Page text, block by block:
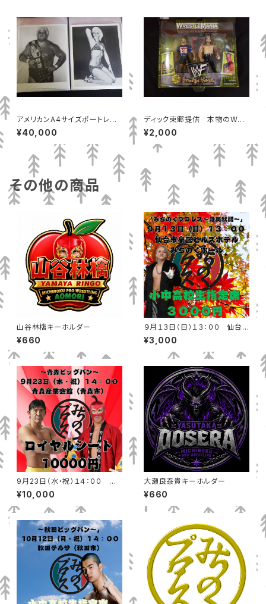
アメリカンA4サイズポートレー
ト108枚セット
¥40,000
ディック東郷提供 本物のWW
Eフィギュア ストーンゴールド
対ロック
¥2,000
その他の商品
山谷林檎キーホルダー
¥660
９月１３日（日）１３：００ 仙台
市泉区ヒルズホテルみちのくホ
ール 小中高校生
¥3,000
9月23日（水・祝）１４：００ 青
森産業会館（青森市）ロイヤルシ
ート
¥10,000
大瀬良泰貴キーホルダー
¥660